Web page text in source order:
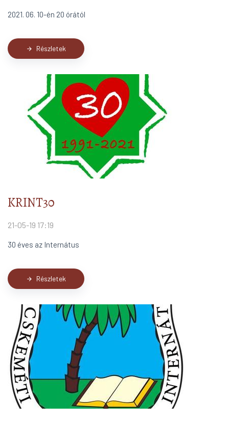
2021. 06. 10-én 20 órától
arrow_forward Részletek
KRINT30
21-05-19 17:19
30 éves az Internátus
arrow_forward Részletek